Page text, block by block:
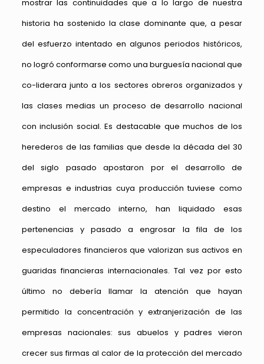
mostrar las continuidades que a lo largo de nuestra
historia ha sostenido la clase dominante que, a pesar
del esfuerzo intentado en algunos periodos históricos,
no logró conformarse como una burguesía nacional que
co-liderara junto a los sectores obreros organizados y
las clases medias un proceso de desarrollo nacional
con inclusión social. Es destacable que muchos de los
herederos de las familias que desde la década del 30
del siglo pasado apostaron por el desarrollo de
empresas e industrias cuya producción tuviese como
destino el mercado interno, han liquidado esas
pertenencias y pasado a engrosar la fila de los
especuladores financieros que valorizan sus activos en
guaridas financieras internacionales. Tal vez por esto
último no debería llamar la atención que hayan
permitido la concentración y extranjerización de las
empresas nacionales: sus abuelos y padres vieron
crecer sus firmas al calor de la protección del mercado